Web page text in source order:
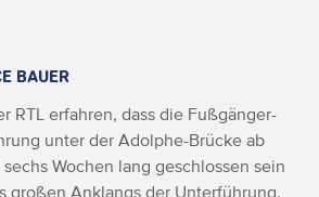
BAUER
RTL erfahren, dass die Fußgänger-
unter der Adolphe-Brücke ab
Wochen lang geschlossen sein
großen Anklangs der Unterführung,